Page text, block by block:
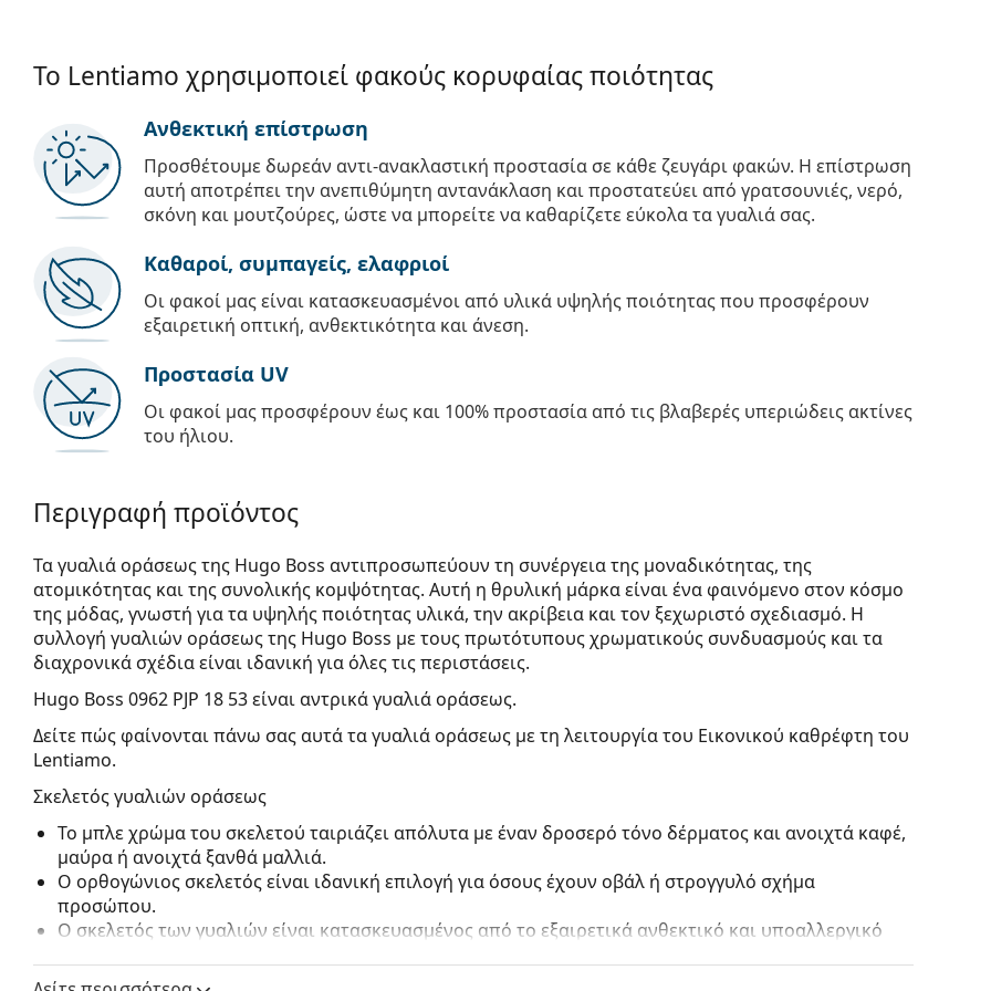
Το Lentiamo χρησιμοποιεί φακούς κορυφαίας ποιότητας
Ανθεκτική επίστρωση
Προσθέτουμε δωρεάν αντι-ανακλαστική προστασία σε κάθε ζευγάρι φακών. Η επίστρωση
αυτή αποτρέπει την ανεπιθύμητη αντανάκλαση και προστατεύει από γρατσουνιές, νερό,
σκόνη και μουτζούρες, ώστε να μπορείτε να καθαρίζετε εύκολα τα γυαλιά σας.
Καθαροί, συμπαγείς, ελαφριοί
Οι φακοί μας είναι κατασκευασμένοι από υλικά υψηλής ποιότητας που προσφέρουν
εξαιρετική οπτική, ανθεκτικότητα και άνεση.
Προστασία UV
Οι φακοί μας προσφέρουν έως και 100% προστασία από τις βλαβερές υπεριώδεις ακτίνες
του ήλιου.
Περιγραφή προϊόντος
Τα γυαλιά οράσεως της Hugo Boss αντιπροσωπεύουν τη συνέργεια της μοναδικότητας, της
ατομικότητας και της συνολικής κομψότητας. Αυτή η θρυλική μάρκα είναι ένα φαινόμενο στον κόσμο
της μόδας, γνωστή για τα υψηλής ποιότητας υλικά, την ακρίβεια και τον ξεχωριστό σχεδιασμό. Η
συλλογή γυαλιών οράσεως της Hugo Boss με τους πρωτότυπους χρωματικούς συνδυασμούς και τα
διαχρονικά σχέδια είναι ιδανική για όλες τις περιστάσεις.
Hugo Boss 0962 PJP 18 53είναι αντρικά γυαλιά οράσεως.
Δείτε πώς φαίνονται πάνω σας αυτά τα γυαλιά οράσεως με τη λειτουργία του Εικονικού καθρέφτη του
Lentiamo.
Σκελετός γυαλιών οράσεως
Το μπλε χρώμα του σκελετού ταιριάζει απόλυτα με έναν δροσερό τόνο δέρματος και ανοιχτά καφέ,
μαύρα ή ανοιχτά ξανθά μαλλιά.
Ο ορθογώνιος σκελετός είναι ιδανική επιλογή για όσους έχουν οβάλ ή στρογγυλό σχήμα
προσώπου.
Ο σκελετός των γυαλιών είναι κατασκευασμένος από το εξαιρετικά ανθεκτικό και υποαλλεργικό
Τα γυαλιά γυαλιά με περίγραμμα σκελετού έχουν τους πιο συνηθισμένους τύπους σκελετών που